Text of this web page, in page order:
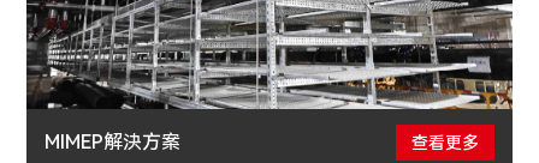
MIMEP解決方案 查看更多